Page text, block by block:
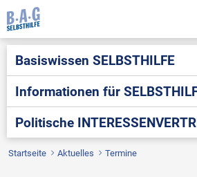
Basiswissen SELBSTHILFE
Informationen für
Politische
Startseite Aktuelles Termine